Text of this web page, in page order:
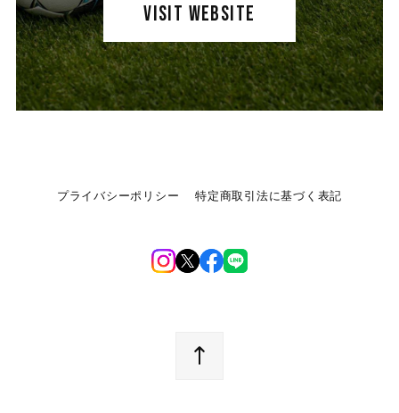
VISIT WEBSITE
プライバシーポリシー 特定商取引法に基づく表記